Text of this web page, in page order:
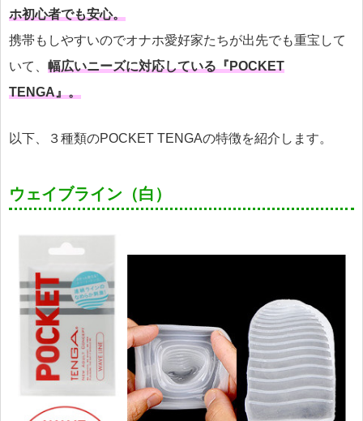
ホ初心者でも安心。
携帯もしやすいのでオナホ愛好家たちが出先でも重宝して
いて、 幅広いニーズに対応している『POCKET
TENGA』。
以下、３種類のPOCKET TENGAの特徴を紹介します。
ウェイブライン（白）